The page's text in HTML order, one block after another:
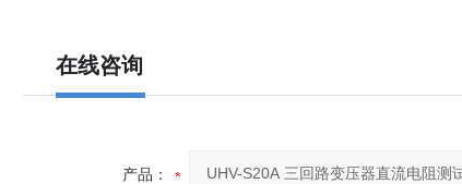
在线咨询
产品：